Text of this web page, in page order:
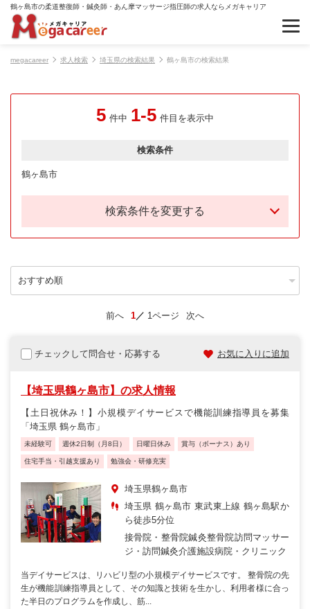
鶴ヶ島市の柔道整復師・鍼灸師・あん摩マッサージ指圧師の求人ならメガキャリア
megacareer 求人検索 埼玉県の検索結果 鶴ヶ島市の検索結果
5 件中 1-5 件目を表示中
検索条件
鶴ヶ島市
検索条件を変更する
前へ 1 1ページ 次へ
チェックして問合せ・応募する お気に入りに追加
【埼玉県鶴ヶ島市】の求人情報
【土日祝休み！】小規模デイサービスで機能訓練指導員を募集
「埼玉県 鶴ヶ島市」
未経験可 週休2日制（月8日） 日曜日休み 賞与（ボーナス）あり
住宅手当・引越支援あり 勉強会・研修充実
埼玉県鶴ヶ島市
埼玉県 鶴ヶ島市 東武東上線 鶴ヶ島駅か
ら徒歩5分位
接骨院・整骨院鍼灸整骨院訪問マッサー
ジ・訪問鍼灸介護施設病院・クリニック
当デイサービスは、リハビリ型の小規模デイサービスです。 整骨院の先
生が機能訓練指導員として、その知識と技術を生かし、利用者様に合っ
た半日のプログラムを作成し、筋...